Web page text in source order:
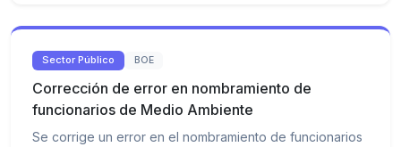
Sector Público BOE
Corrección de error en nombramiento de
funcionarios de Medio Ambiente
Se corrige un error en el nombramiento de funcionarios